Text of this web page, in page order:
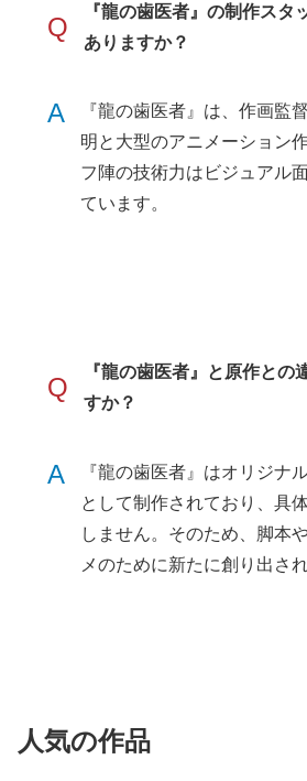
Q
『龍の歯医者』の制作スタ
ありますか？
A
『龍の歯医者』は、作画監
明と大型のアニメーション
フ陣の技術力はビジュアル
ています。
Q
『龍の歯医者』と原作との
すか？
A
『龍の歯医者』はオリジナ
として制作されており、具
しません。そのため、脚本
メのために新たに創り出さ
人気の作品